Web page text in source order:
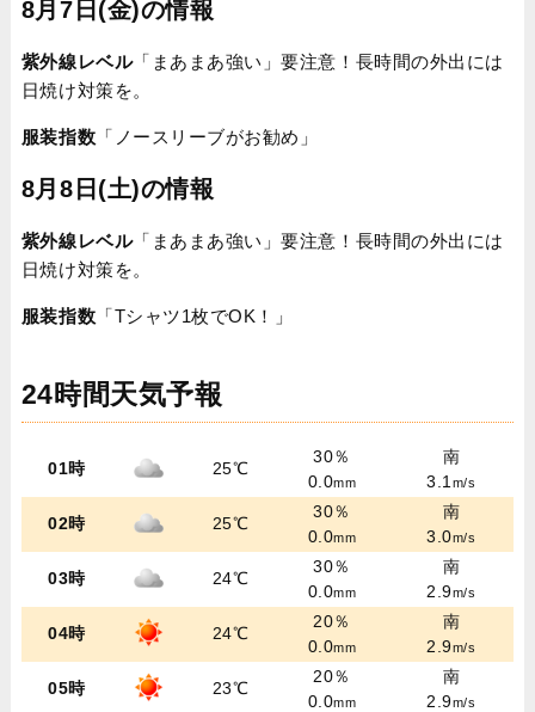
8月7日(金)の情報
紫外線レベル「まあまあ強い」要注意！長時間の外出には
日焼け対策を。
服装指数 「ノースリーブがお勧め」
8月8日(土)の情報
紫外線レベル「まあまあ強い」要注意！長時間の外出には
日焼け対策を。
服装指数 「Tシャツ1枚でOK！」
24時間天気予報
01時 25℃
30％
0.0mm
南
3.1m/s
02時 25℃
30％
0.0mm
南
3.0m/s
03時 24℃
30％
0.0mm
南
2.9m/s
04時 24℃
20％
0.0mm
南
2.9m/s
05時 23℃
20％
0.0mm
南
2.9m/s